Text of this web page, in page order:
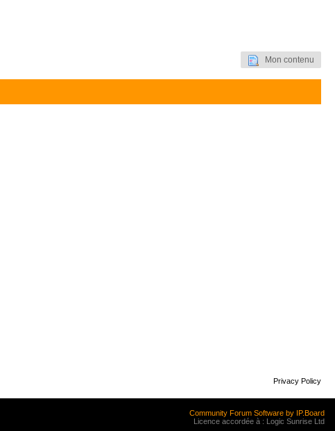
Mon contenu
Privacy Policy
Community Forum Software by IP.Board
Licence accordée à : Logic Sunrise Ltd